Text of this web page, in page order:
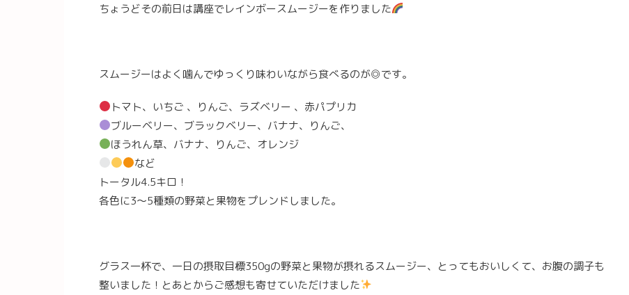
ちょうどその前日は講座でレインボースムージーを作りました
スムージーはよく噛んでゆっくり味わいながら食べるのが◎です。
トマト、いちご 、りんご、ラズベリー 、赤パプリカ
ブルーベリー、ブラックベリー、バナナ、りんご、
ほうれん草、バナナ、りんご、オレンジ
など
トータル4.5キロ！
各色に3〜5種類の野菜と果物をプレンドしました。
グラス一杯で、一日の摂取目標350gの野菜と果物が摂れるスムージー、とってもおいしくて、お腹の調子も
整いました！とあとからご感想も寄せていただけました